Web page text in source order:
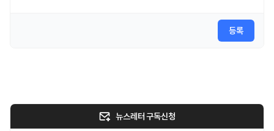
등록
뉴스레터 구독신청